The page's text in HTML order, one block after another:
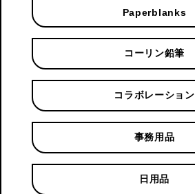
Paperblanks
コーリン鉛筆
コラボレーション
事務用品
日用品